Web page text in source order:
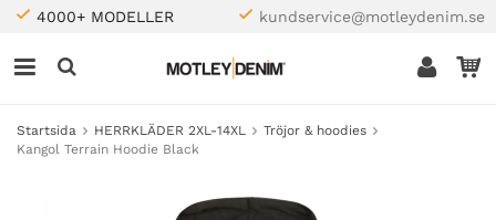
4000+ MODELLER kundservice@motleydenim.se
Startsida HERRKLÄDER 2XL-14XL
Tröjor & hoodies
Kangol Terrain Hoodie Black